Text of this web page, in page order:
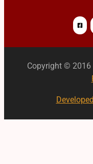
Copyright ©
Developed